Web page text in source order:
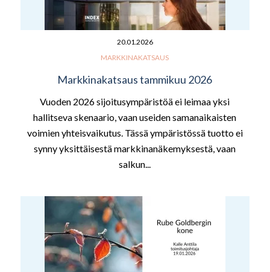
20.01.2026
MARKKINAKATSAUS
Markkinakatsaus tammikuu 2026
Vuoden 2026 sijoitusympäristöä ei leimaa yksi
hallitseva skenaario, vaan useiden samanaikaisten
voimien yhteisvaikutus. Tässä ympäristössä tuotto ei
synny yksittäisestä markkinanäkemyksestä, vaan
salkun...